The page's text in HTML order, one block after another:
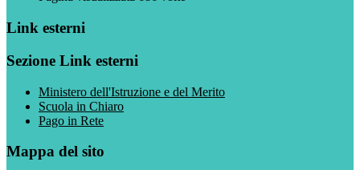
Link esterni
Sezione Link esterni
Ministero dell'Istruzione e del Merito
Scuola in Chiaro
Pago in Rete
Mappa del sito